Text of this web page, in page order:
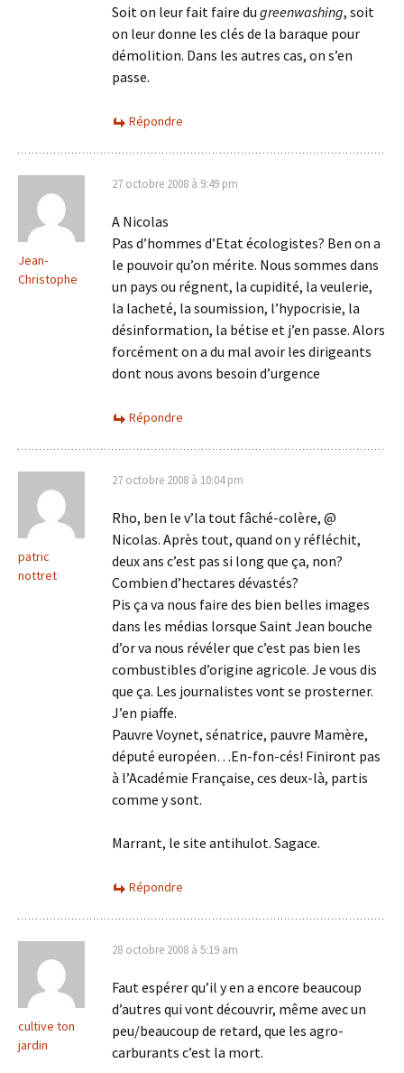
Soit on leur fait faire du greenwashing, soit
on leur donne les clés de la baraque pour
démolition. Dans les autres cas, on s’en
passe.
Répondre
Jean-
Christophe
27 octobre 2008 à 9:49 pm
A Nicolas
Pas d’hommes d’Etat écologistes? Ben on a
le pouvoir qu’on mérite. Nous sommes dans
un pays ou régnent, la cupidité, la veulerie,
la lacheté, la soumission, l’hypocrisie, la
désinformation, la bétise et j’en passe. Alors
forcément on a du mal avoir les dirigeants
dont nous avons besoin d’urgence
Répondre
patric
nottret
27 octobre 2008 à 10:04 pm
Rho, ben le v’la tout fâché-colère, @
Nicolas. Après tout, quand on y réfléchit,
deux ans c’est pas si long que ça, non?
Combien d’hectares dévastés?
Pis ça va nous faire des bien belles images
dans les médias lorsque Saint Jean bouche
d’or va nous révéler que c’est pas bien les
combustibles d’origine agricole. Je vous dis
que ça. Les journalistes vont se prosterner.
J’en piaffe.
Pauvre Voynet, sénatrice, pauvre Mamère,
député européen…En-fon-cés! Finiront pas
à l’Académie Française, ces deux-là, partis
comme y sont.
Marrant, le site antihulot. Sagace.
Répondre
cultive ton
jardin
28 octobre 2008 à 5:19 am
Faut espérer qu’il y en a encore beaucoup
d’autres qui vont découvrir, même avec un
peu/beaucoup de retard, que les agro-
carburants c’est la mort.